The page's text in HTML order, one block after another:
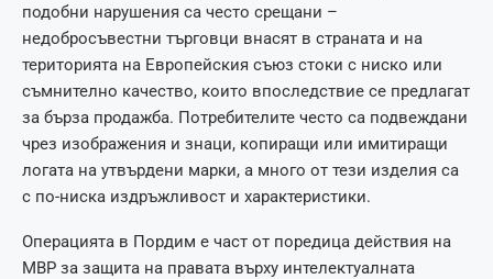
подобни нарушения са често срещани –
недобросъвестни търговци внасят в страната и на
територията на Европейския съюз стоки с ниско или
съмнително качество, които впоследствие се предлагат
за бърза продажба. Потребителите често са подвеждани
чрез изображения и знаци, копиращи или имитиращи
логата на утвърдени марки, а много от тези изделия са
с по-ниска издръжливост и характеристики.
Операцията в Пордим е част от поредица действия на
МВР за защита на правата върху интелектуалната